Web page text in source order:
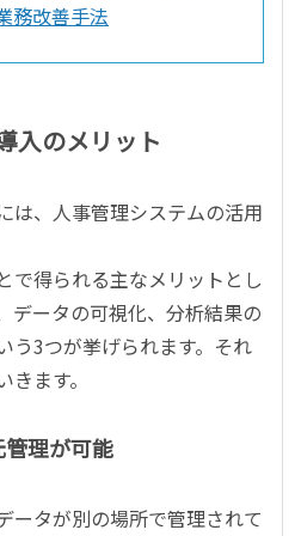
務改善手法
入のメリット
は、人事管理システムの活用
で得られる主なメリットとし
データの可視化、分析結果の
う3つが挙げられます。それ
ます。
理が可能
ータが別の場所で管理されて